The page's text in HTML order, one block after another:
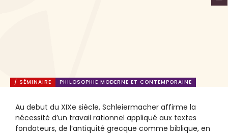
/ SÉMINAIRE PHILOSOPHIE MODERNE ET CONTEMPORAINE
Au debut du XIXe siècle, Schleiermacher affirme la
nécessité d’un travail rationnel appliqué aux textes
fondateurs, de l’antiquité grecque comme biblique, en